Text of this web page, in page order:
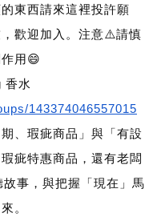
東西請來這裡投許願
歡迎加入。注意⚠️請慎
用😄
香水
143374046557015
、瑕疵商品」與「有設
疵特惠商品，還有老闆
事，與把握「現在」馬
。